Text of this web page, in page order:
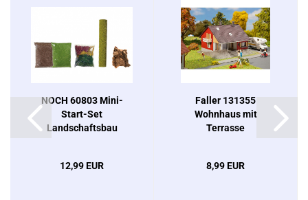
NOCH 60803 Mini-
Start-Set
Landschaftsbau
12,99 EUR
Faller 131355
Wohnhaus mit
Terrasse
8,99 EUR